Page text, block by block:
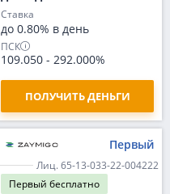
Ставка
до 0.80% в день
ПСК
109.050 - 292.000%
ПОЛУЧИТЬ ДЕНЬГИ
Первый
Лиц. 65-13-033-22-004222
Первый бесплатно